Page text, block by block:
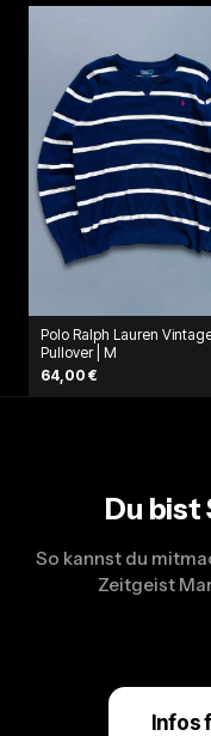
Polo Ralph Lauren
Pullover | M
64,00 €
Du bist
So kannst du
Zeitgeist
Infos